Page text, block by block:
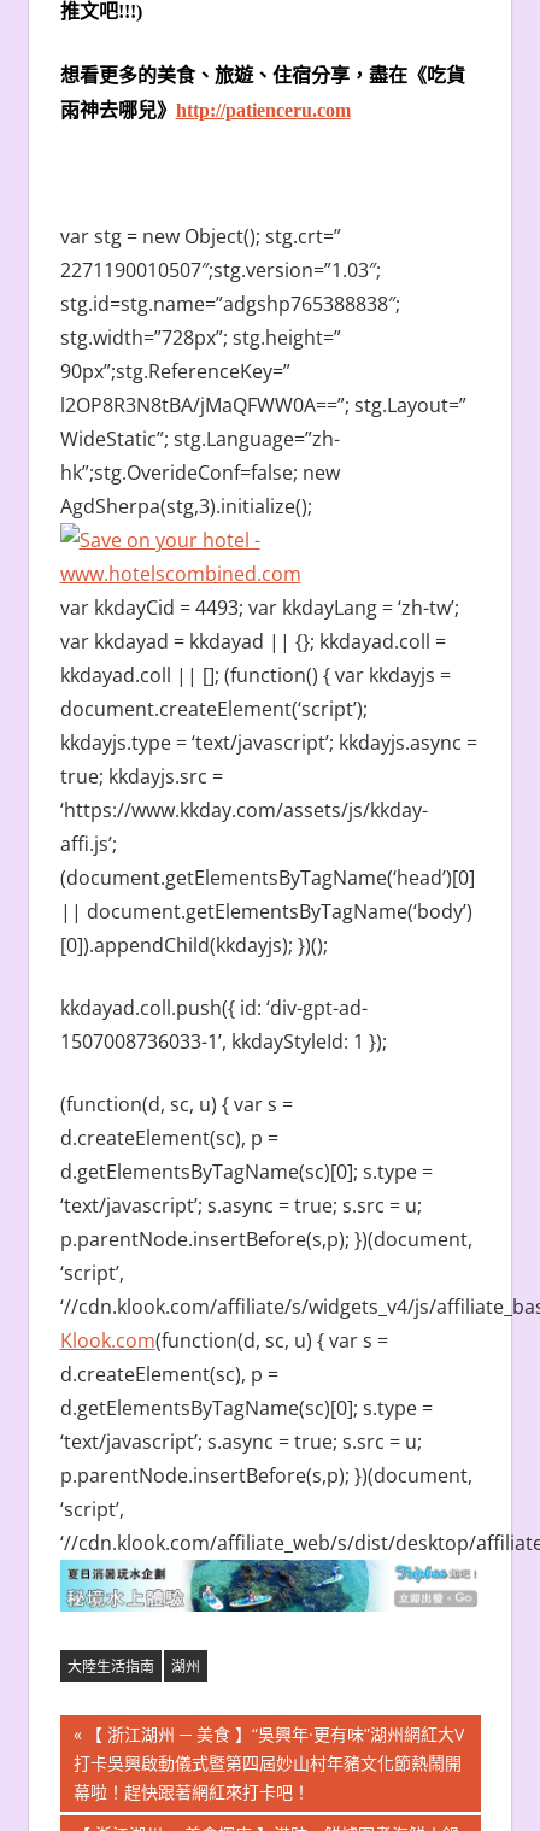
推文吧!!!)
想看更多的美食、旅遊、住宿分享，盡在《吃貨
雨神去哪兒》 http://patienceru.com
var stg = new Object(); stg.crt=”
2271190010507″;stg.version=”1.03″;
stg.id=stg.name=”adgshp765388838″;
stg.width=”728px”; stg.height=”
90px”;stg.ReferenceKey=”
l2OP8R3N8tBA/jMaQFWW0A==”; stg.Layout=”
WideStatic”; stg.Language=”zh-
hk”;stg.OverideConf=false; new
AgdSherpa(stg,3).initialize();
var kkdayCid = 4493; var kkdayLang = ‘zh-tw’;
var kkdayad = kkdayad || {}; kkdayad.coll =
kkdayad.coll || []; (function() { var kkdayjs =
document.createElement(‘script’);
kkdayjs.type = ‘text/javascript’; kkdayjs.async =
true; kkdayjs.src =
‘https://www.kkday.com/assets/js/kkday-
affi.js’;
(document.getElementsByTagName(‘head’)[0]
|| document.getElementsByTagName(‘body’)
[0]).appendChild(kkdayjs); })();
kkdayad.coll.push({ id: ‘div-gpt-ad-
1507008736033-1’, kkdayStyleId: 1 });
(function(d, sc, u) { var s =
d.createElement(sc), p =
d.getElementsByTagName(sc)[0]; s.type =
‘text/javascript’; s.async = true; s.src = u;
p.parentNode.insertBefore(s,p); })(document,
‘script’,
‘//cdn.klook.com/affiliate/s/widgets_v4/js/
Klook.com(function(d, sc, u) { var s =
d.createElement(sc), p =
d.getElementsByTagName(sc)[0]; s.type =
‘text/javascript’; s.async = true; s.src = u;
p.parentNode.insertBefore(s,p); })(document,
‘script’,
‘//cdn.klook.com/affiliate_web/s/dist/desktop/
大陸生活指南 湖州
文
章
Previous
Post:
【 浙江湖州 ─ 美食 】“吳興年·更有味”湖州網紅大V
打卡吳興啟動儀式暨第四屆妙山村年豬文化節熱鬧開
幕啦！趕快跟著網紅來打卡吧！